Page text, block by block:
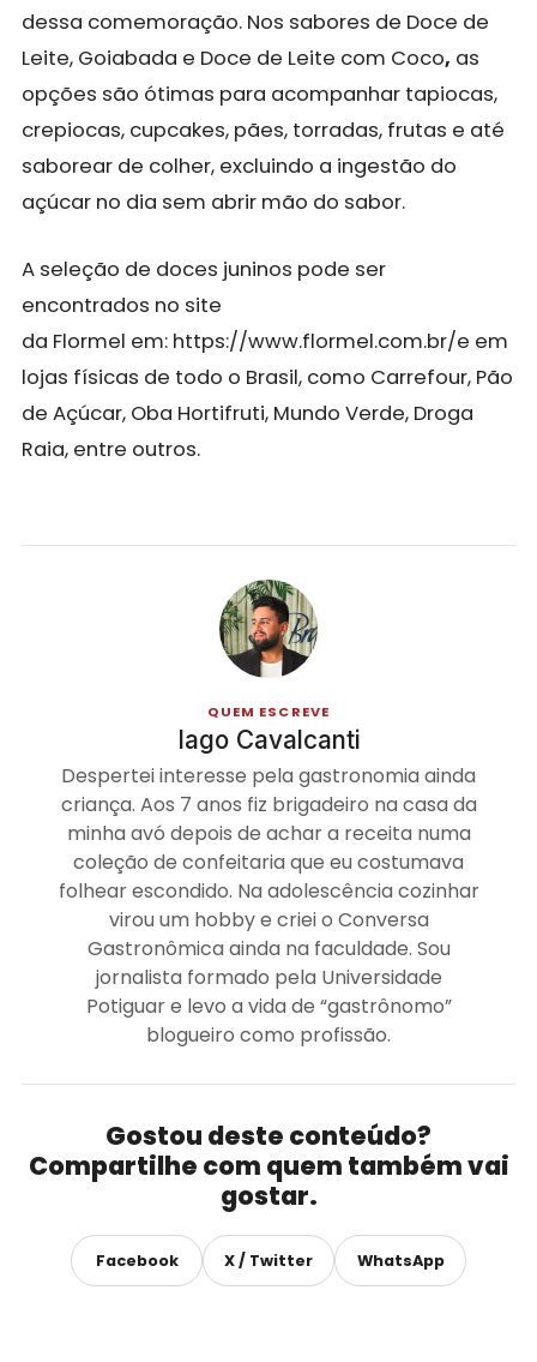
dessa comemoração. Nos sabores de Doce de
Leite, Goiabada e Doce de Leite com Coco, as
opções são ótimas para acompanhar tapiocas,
crepiocas, cupcakes, pães, torradas, frutas e até
saborear de colher, excluindo a ingestão do
açúcar no dia sem abrir mão do sabor.
A seleção de doces juninos pode ser
encontrados no site
da Flormel em: https://www.flormel.com.br/e em
lojas físicas de todo o Brasil, como Carrefour, Pão
de Açúcar, Oba Hortifruti, Mundo Verde, Droga
Raia, entre outros.
QUEM ESCREVE
Iago Cavalcanti
Despertei interesse pela gastronomia ainda
criança. Aos 7 anos fiz brigadeiro na casa da
minha avó depois de achar a receita numa
coleção de confeitaria que eu costumava
folhear escondido. Na adolescência cozinhar
virou um hobby e criei o Conversa
Gastronômica ainda na faculdade. Sou
jornalista formado pela Universidade
Potiguar e levo a vida de “gastrônomo”
blogueiro como profissão.
Gostou deste conteúdo?
Compartilhe com quem também vai
gostar.
Facebook X / Twitter WhatsApp